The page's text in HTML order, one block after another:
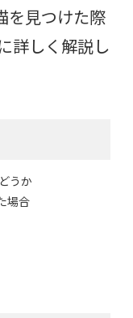
を見つけた際
詳しく解説し
うか
場合